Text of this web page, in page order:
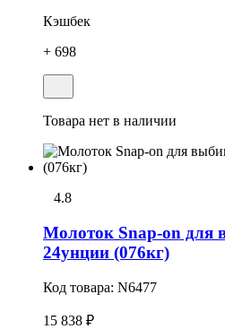
Кэшбек
+ 698
Товара нет в наличии
4.8
Молоток Snap-on для
24унции (076кг)
Код товара: N6477
15 838 ₽